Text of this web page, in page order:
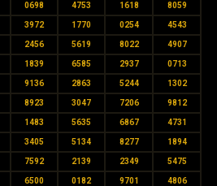
0698 4753 1618 8059
3972 1770 0254 4543
2456 5619 8022 4907
1839 6585 2937 0713
9136 2863 5244 1302
8923 3047 7206 9812
1483 5635 6867 4731
3405 5134 8277 1894
7592 2139 2349 5475
6500 0182 9701 4806